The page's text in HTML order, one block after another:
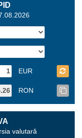
EUR
RON
valutară